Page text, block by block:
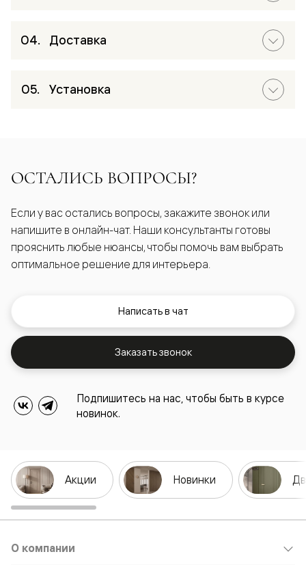
Доставка
Установка
ОСТАЛИСЬ ВОПРОСЫ?
Если у вас остались вопросы, закажите звонок или
напишите в онлайн-чат. Наши консультанты готовы
прояснить любые нюансы, чтобы помочь вам выбрать
оптимальное решение для интерьера.
Написать в чат
Заказать звонок
Подпишитесь на нас, чтобы быть в курсе
новинок.
Акции Новинки
О компании